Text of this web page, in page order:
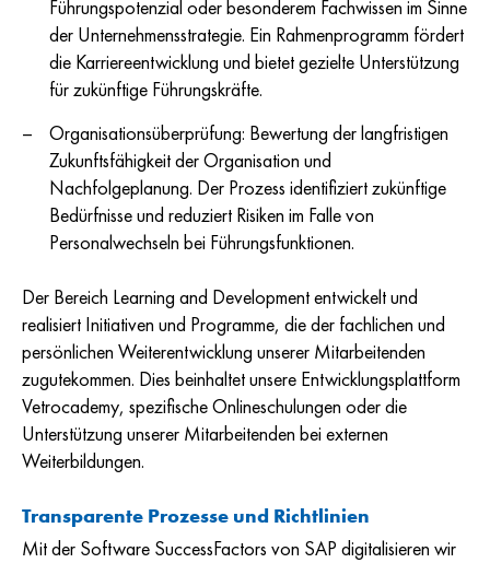
Führungspotenzial oder besonderem Fachwissen im Sinne
der Unternehmensstrategie. Ein Rahmenprogramm fördert
die Karriereentwicklung und bietet gezielte Unterstützung
für zukünftige Führungskräfte.
Organisationsüberprüfung: Bewertung der langfristigen
Zukunftsfähigkeit der Organisation und
Nachfolgeplanung. Der Prozess identifiziert zukünftige
Bedürfnisse und reduziert Risiken im Falle von
Personalwechseln bei Führungsfunktionen.
Der Bereich Learning and Development entwickelt und
realisiert Initiativen und Programme, die der fachlichen und
persönlichen Weiterentwicklung unserer Mitarbeitenden
zugutekommen. Dies beinhaltet unsere Entwicklungsplattform
Vetrocademy, spezifische Onlineschulungen oder die
Unterstützung unserer Mitarbeitenden bei externen
Weiterbildungen.
Transparente Prozesse und Richtlinien
Mit der Software SuccessFactors von SAP digitalisieren wir